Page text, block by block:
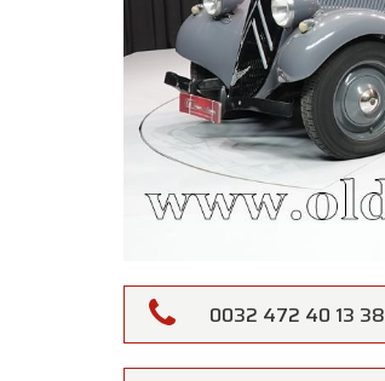
0032 472 40 13 38